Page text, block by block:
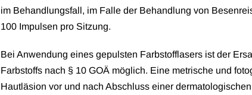
im Behandlungsfall, im Falle der Behandlung von
100 Impulsen pro Sitzung.
Bei Anwendung eines gepulsten Farbstofflasers ist der
Farbstoffs nach § 10 GOÄ möglich. Eine metrische und
Hautläsion vor und nach Abschluss einer